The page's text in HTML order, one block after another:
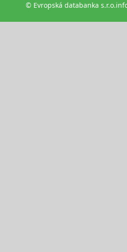
© Evropská databanka s.r.o.